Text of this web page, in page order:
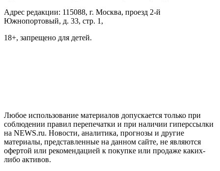
Адрес редакции: 115088, г. Москва, проезд 2-й
Южнопортовый, д. 33, стр. 1,
18+, запрещено для детей.
Любое использование материалов допускается только при
соблюдении правил перепечатки и при наличии гиперссылки
на NEWS.ru. Новости, аналитика, прогнозы и другие
материалы, представленные на данном сайте, не являются
офертой или рекомендацией к покупке или продаже каких-
либо активов.